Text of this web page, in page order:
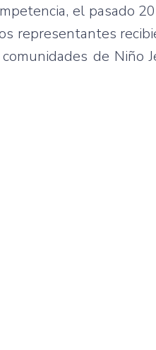
el pasado
representantes
de Niño